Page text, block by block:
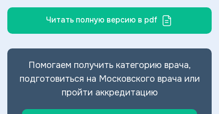
Читать полную версию в pdf
Помогаем получить категорию врача,
подготовиться на Московского врача или
пройти аккредитацию